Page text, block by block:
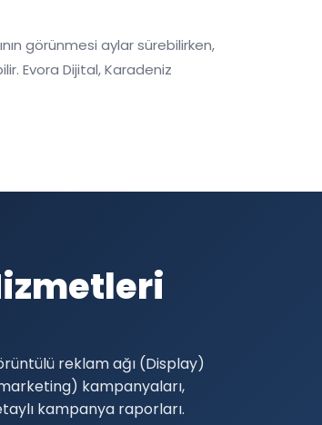
görünmesi aylar sürebilirken,
Evora Dijital, Karadeniz
reklam ağı (Display)
kampanyaları,
kampanya raporları.